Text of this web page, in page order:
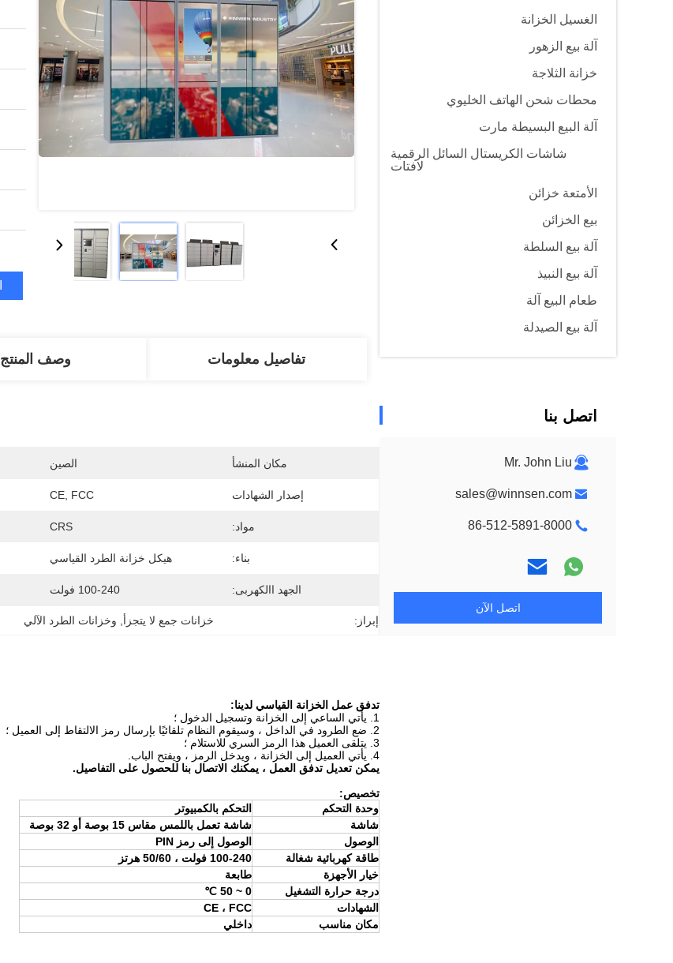
الغسيل الخزانة
آلة بيع الزهور
خزانة الثلاجة
محطات شحن الهاتف الخليوي
آلة البيع البسيطة مارت
شاشات الكريستال السائل الرقمية
لافتات
الأمتعة خزائن
بيع الخزائن
آلة بيع السلطة
آلة بيع النبيذ
طعام البيع آلة
آلة بيع الصيدلة
اتصل بنا
Mr. John Liu
sales@winnsen.com
86-512-5891-8000
اتصل الآن
تفاصيل معلومات وصف المنتج
مكان المنشأ الصين
إصدار الشهادات CE, FCC
مواد: CRS
بناء: هيكل خزانة الطرد القياسي
الجهد االكهربى: 100-240 فولت
إبراز: خزانات جمع لا يتجزأ وخزانات الطرد الآلي
تدفق عمل الخزانة القياسي لدينا:
1. يأتي الساعي إلى الخزانة وتسجيل الدخول ؛
2. ضع الطرود في الداخل ، وسيقوم النظام تلقائيًا بإرسال رمز الالتقاط إلى العميل ؛
3. يتلقى العميل هذا الرمز السري للاستلام ؛
4. يأتي العميل إلى الخزانة ، ويدخل الرمز ، ويفتح الباب.
يمكن تعديل تدفق العمل ، يمكنك الاتصال بنا للحصول على التفاصيل.
تخصيص:
وحدة التحكم
التحكم بالكمبيوتر
شاشة
شاشة تعمل باللمس مقاس 15 بوصة أو 32 بوصة
الوصول
الوصول إلى رمز PIN
طاقة كهربائية شغالة
100-240 فولت ، 50/60 هرتز
خيار الأجهزة
طابعة
درجة حرارة التشغيل
0 ~ 50 ℃
الشهادات
CE ، FCC
مكان مناسب
داخلي